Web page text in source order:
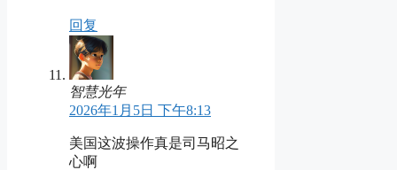
回复
智慧光年
2026年1月5日 下午8:13
美国这波操作真是司马昭之
心啊